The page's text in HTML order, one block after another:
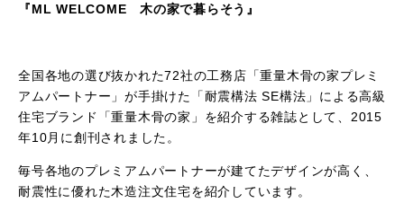
『ML WELCOME 木の家で暮らそう』
全国各地の選び抜かれた72社の工務店「重量木骨の家プレミ
アムパートナー」が手掛けた「耐震構法 SE構法」による高級
住宅ブランド「重量木骨の家」を紹介する雑誌として、2015
年10月に創刊されました。
毎号各地のプレミアムパートナーが建てたデザインが高く、
耐震性に優れた木造注文住宅を紹介しています。